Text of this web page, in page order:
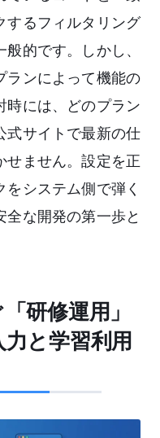
するフィルタリング
的です。しかし、
ランによって機能の
時には、どのプラン
式サイトで最新の仕
せません。設定を正
をシステム側で弾く
な開発の第一歩と
研修運用」
と学習利用